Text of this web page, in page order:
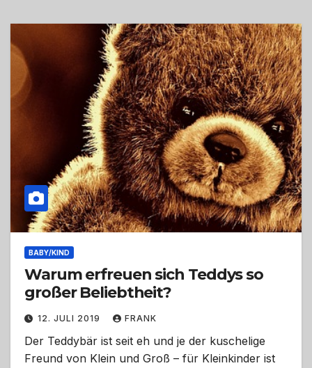
BABY/KIND
Warum erfreuen sich Teddys so
großer Beliebtheit?
12. JULI 2019 FRANK
Der Teddybär ist seit eh und je der kuschelige
Freund von Klein und Groß – für Kleinkinder ist